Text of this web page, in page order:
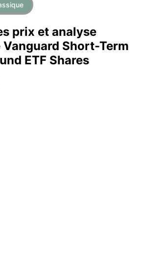
prix et analyse
Short-Term
ETF Shares